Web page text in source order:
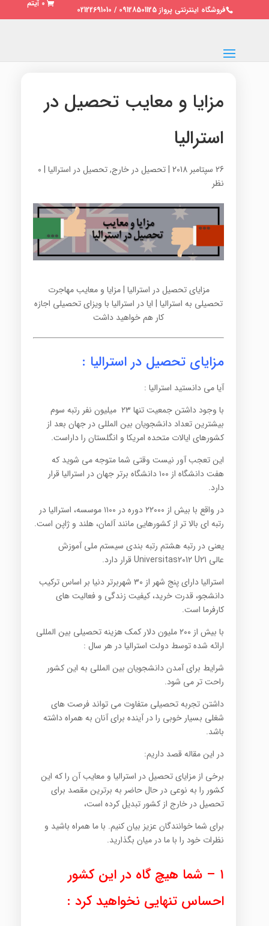
فروشگاه اینترنتی پرواز 09128501125 / 02122691010
0 آیتم
مزایا و معایب تحصیل در
استرالیا
26 سپتامبر 2018 |تحصیل در خارج,تحصیل در استرالیا|
0
نظر
مزایای تحصیل در استرالیا | مزایا و معایب مهاجرت
تحصیلی به استرالیا | ایا در استرالیا با ویزای تحصیلی اجازه
کار هم خواهید داشت
مزایای تحصیل در استرالیا :
آیا می دانستید استرالیا :
با وجود داشتن جمعیت تنها ۲۳ میلیون نفر رتبه سوم
بیشترین تعداد دانشجویان بین المللی در جهان بعد از
کشورهای ایالات متحده امریکا و انگلستان را داراست.
این تعجب آور نیست وقتی شما متوجه می شوید که
هفت دانشگاه از ۱۰۰ دانشگاه برتر جهان در استرالیا قرار
دارد.
در واقع با بیش از ۲۲۰۰۰ دوره در ۱۱۰۰ موسسه، استرالیا در
رتبه ای بالا تر از کشورهایی مانند آلمان، هلند و ژاپن است.
یعنی در رتبه هشتم رتبه بندی سیستم ملی آموزش
عالی Universitas2012 U21 قرار دارد.
استرالیا دارای پنج شهر از ۳۰ شهربرتر دنیا بر اساس ترکیب
دانشجو، قدرت خرید، کیفیت زندگی و فعالیت های
کارفرما است.
با بیش از ۲۰۰ ملیون دلار کمک هزینه تحصیلی بین المللی
ارائه شده توسط دولت استرالیا در هر سال :
شرایط برای آمدن دانشجویان بین المللی به این کشور
راحت تر می شود.
داشتن تجربه تحصیلی متفاوت می تواند فرصت های
شغلی بسیار خوبی را در آینده برای آنان به همراه داشته
باشد.
در این مقاله قصد داریم:
برخی از مزایای تحصیل در استرالیا و معایب آن را که این
کشور را به نوعی در حال حاضر به برترین مقصد برای
تحصیل در خارج از کشور تبدیل کرده است،
برای شما خوانندگان عزیز بیان کنیم. با ما همراه باشید و
نظرات خود را با ما در میان بگذارید.
۱ – شما هیچ گاه در این کشور
احساس تنهایی نخواهید کرد :